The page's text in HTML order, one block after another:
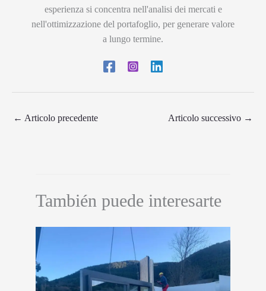
esperienza si concentra nell'analisi dei mercati e
nell'ottimizzazione del portafoglio, per generare valore
a lungo termine.
← Articolo precedente Articolo successivo →
También puede interesarte